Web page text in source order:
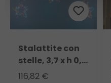
Stalattite con
stelle, 3,7 x h 0,8
m, microled
116,82 €